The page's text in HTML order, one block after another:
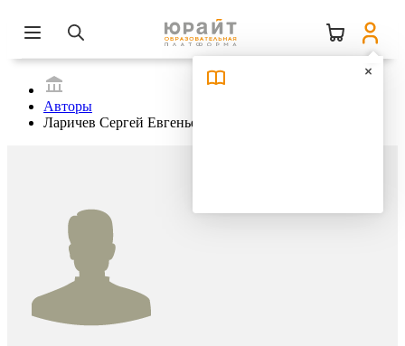
Авторы
Ларичев Сергей Евгеньевич